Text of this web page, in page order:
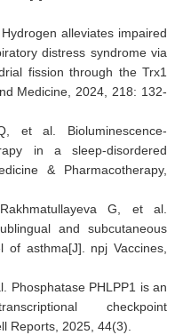
alleviates impaired
distress syndrome via
fission through the Trx1
Medicine, 2024, 218: 132-
et al. Bioluminescence-
in a sleep-disordered
& Pharmacotherapy,
G, et al.
and subcutaneous
asthma[J]. npj Vaccines,
Phosphatase PHLPP1 is an
checkpoint
Reports, 2025, 44(3).